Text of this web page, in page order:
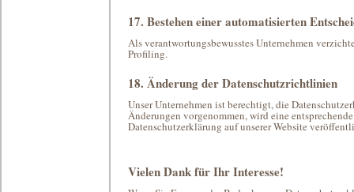
17. Bestehen einer automatisierten
Als verantwortungsbewusstes Unternehmen
Profiling.
18. Änderung der Datenschutzrichtlinien
Unser Unternehmen ist berechtigt, die
Änderungen vorgenommen, wird eine
Datenschutzerklärung auf unserer Website
Vielen Dank für Ihr Interesse!